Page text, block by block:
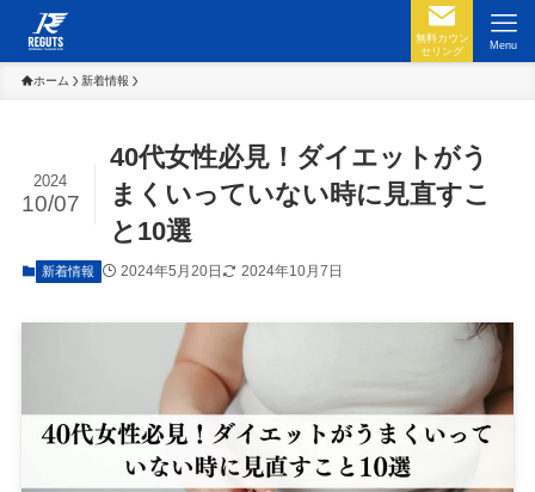
無料カウン
セリング
Menu
ホーム 新着情報
40代女性必見！ダイエットがう
まくいっていない時に見直すこ
と10選
2024
10/07
新着情報 2024年5月20日 2024年10月7日